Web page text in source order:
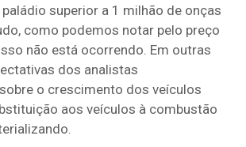
superior a 1 milhão de onças
como podemos notar pelo preço
não está ocorrendo. Em outras
dos analistas
o crescimento dos veículos
aos veículos à combustão